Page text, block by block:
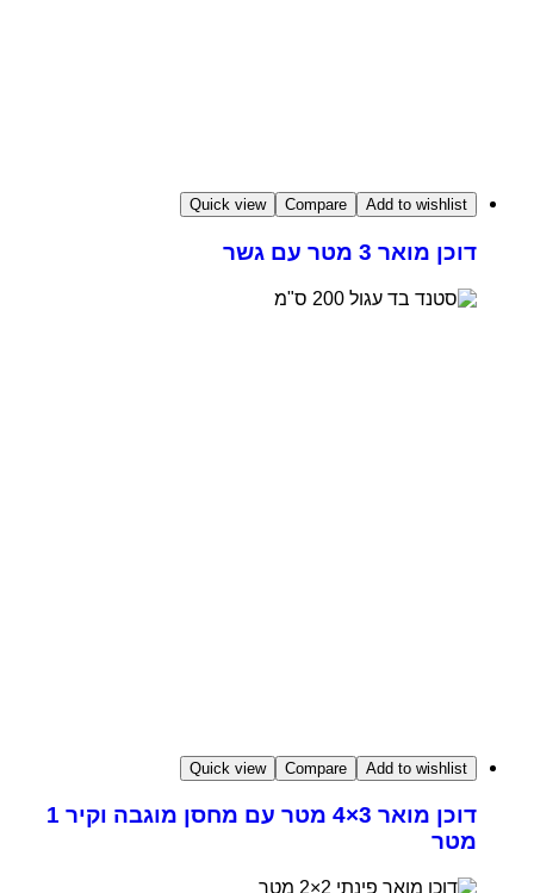
Add to wishlist
Compare
Quick view
דוכן מואר 3 מטר עם גשר
Add to wishlist
Compare
Quick view
דוכן מואר 3×4 מטר עם מחסן מוגבה וקיר 1